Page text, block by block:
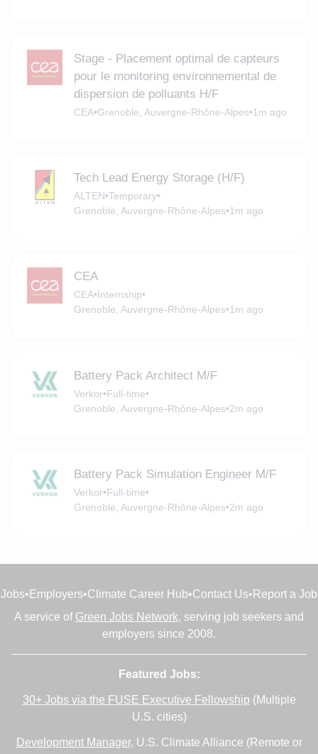
Stage - Placement optimal de capteurs
pour le monitoring environnemental de
dispersion de polluants H/F
CEA•Grenoble, Auvergne-Rhône-Alpes•1m ago
Tech Lead Energy Storage (H/F)
ALTEN•Temporary•
Grenoble, Auvergne-Rhône-Alpes•1m ago
CEA
CEA•Internship•
Grenoble, Auvergne-Rhône-Alpes•1m ago
Battery Pack Architect M/F
Verkor•Full-time•
Grenoble, Auvergne-Rhône-Alpes•2m ago
Battery Pack Simulation Engineer M/F
Verkor•Full-time•
Grenoble, Auvergne-Rhône-Alpes•2m ago
Jobs• Employers•Climate Career Hub•Contact Us• Report a Job
A service of Green Jobs Network, serving job seekers and
employers since 2008.
Featured Jobs:
30+ Jobs via the FUSE Executive Fellowship (Multiple
U.S. cities)
Development Manager, U.S. Climate Alliance (Remote or